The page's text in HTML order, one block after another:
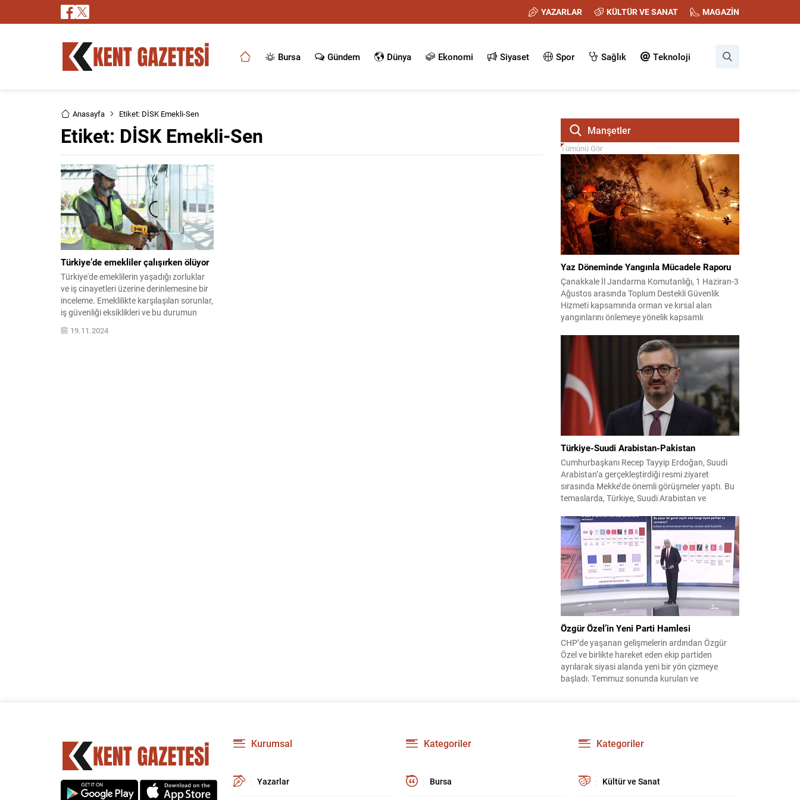
YAZARLAR KÜLTÜR VE SANAT MAGAZİN
Bursa Gündem Dünya Ekonomi Siyaset Spor Sağlık Teknoloji
Anasayfa Etiket: DİSK Emekli-Sen
Etiket: DİSK Emekli-Sen
Türkiye’de emekliler çalışırken ölüyor
Türkiye'de emeklilerin yaşadığı zorluklar
ve iş cinayetleri üzerine derinlemesine bir
inceleme. Emeklilikte karşılaşılan sorunlar,
iş güvenliği eksiklikleri ve bu durumun
toplumsal etkileri hakkında bilgi edinin.
19.11.2024
Manşetler
Tümünü Gör
Yaz Döneminde Yangınla Mücadele Raporu
Çanakkale İl Jandarma Komutanlığı, 1 Haziran-3
Ağustos arasında Toplum Destekli Güvenlik
Hizmeti kapsamında orman ve kırsal alan
yangınlarını önlemeye yönelik kapsamlı
görev yapan 178 tim ve 742 personel, sahada
aktif olarak halkı bilinçlendirdi ve denetim
faaliyetleri gerçekleştirdi. Faaliyetler esnasında
bin 315 biçerdöver ve balya...
Türkiye-Suudi Arabistan-Pakistan
Cumhurbaşkanı Recep Tayyip Erdoğan, Suudi
Arabistan’a gerçekleştirdiği resmi ziyaret
sırasında Mekke’de önemli görüşmeler yaptı. Bu
temaslarda, Türkiye, Suudi Arabistan ve
birliği çerçevesi oluşturuldu. Ziyaretin en somut
çıktısı, üç ülkenin imza attığı Mekke Ortak
Savunma Anlaşması oldu. Anlaşma; ortak
güvenlik yaklaşımıyla bölgesel barış, istikrar...
Özgür Özel’in Yeni Parti Hamlesi
CHP’de yaşanan gelişmelerin ardından Özgür
Özel ve birlikte hareket eden ekip partiden
ayrılarak siyasi alanda yeni bir yön çizmeye
başladı. Temmuz sonunda kurulan ve
bulduğu iddiaları gündemi...
Kurumsal
Yazarlar
Kategoriler
Bursa
Kategoriler
Kültür ve Sanat